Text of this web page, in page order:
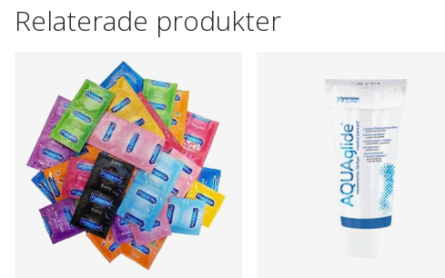
Relaterade produkter